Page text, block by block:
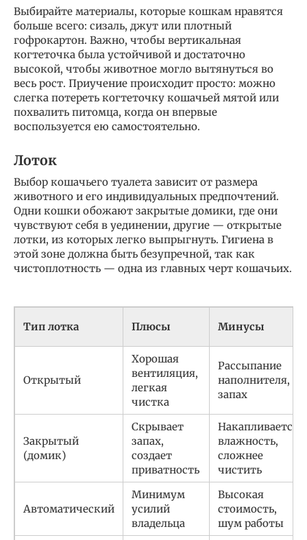
Выбирайте материалы, которые кошкам нравятся
больше всего: сизаль, джут или плотный
гофрокартон. Важно, чтобы вертикальная
когтеточка была устойчивой и достаточно
высокой, чтобы животное могло вытянуться во
весь рост. Приучение происходит просто: можно
слегка потереть когтеточку кошачьей мятой или
похвалить питомца, когда он впервые
воспользуется ею самостоятельно.
Лоток
Выбор кошачьего туалета зависит от размера
животного и его индивидуальных предпочтений.
Одни кошки обожают закрытые домики, где они
чувствуют себя в уединении, другие — открытые
лотки, из которых легко выпрыгнуть. Гигиена в
этой зоне должна быть безупречной, так как
чистоплотность — одна из главных черт кошачьих.
Тип лотка Плюсы Минусы
Открытый
Хорошая
вентиляция,
легкая
чистка
Рассыпание
наполнителя,
запах
Закрытый
(домик)
Скрывает
запах,
создает
приватность
Накапливается
влажность,
сложнее
чистить
Автоматический
Минимум
усилий
владельца
Высокая
стоимость,
шум работы